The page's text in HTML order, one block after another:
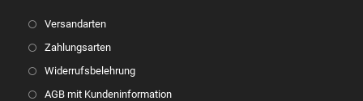
Versandarten
Zahlungsarten
Widerrufsbelehrung
AGB mit Kundeninformation